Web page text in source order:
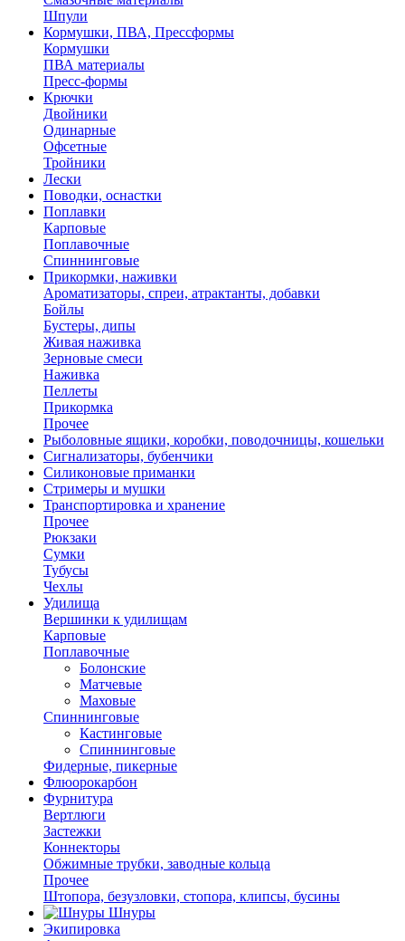
Шпули
Кормушки, ПВА, Прессформы
Кормушки
ПВА материалы
Пресс-формы
Крючки
Двойники
Одинарные
Офсетные
Тройники
Лески
Поводки, оснастки
Поплавки
Карповые
Поплавочные
Спиннинговые
Прикормки, наживки
Ароматизаторы, спреи, атрактанты, добавки
Бойлы
Бустеры, дипы
Живая наживка
Зерновые смеси
Наживка
Пеллеты
Прикормка
Прочее
Рыболовные ящики, коробки, поводочницы, кошельки
Сигнализаторы, бубенчики
Силиконовые приманки
Стримеры и мушки
Транспортировка и хранение
Прочее
Рюкзаки
Сумки
Тубусы
Чехлы
Удилища
Вершинки к удилищам
Карповые
Поплавочные
Болонские
Матчевые
Маховые
Спиннинговые
Кастинговые
Спиннинговые
Фидерные, пикерные
Флюорокарбон
Фурнитура
Вертлюги
Застежки
Коннекторы
Обжимные трубки, заводные кольца
Прочее
Штопора, безузловки, стопора, клипсы, бусины
Шнуры
Экипировка